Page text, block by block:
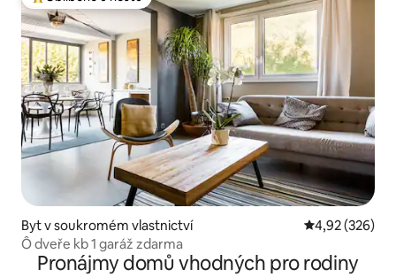
Nejlepší v kategorii Oblíbené u hostů
Byt v soukromém vlastnictví Průměrné
4,92 (326)
Ô dveře kb 1 garáž zdarma
Pronájmy domů vhodných pro rodiny